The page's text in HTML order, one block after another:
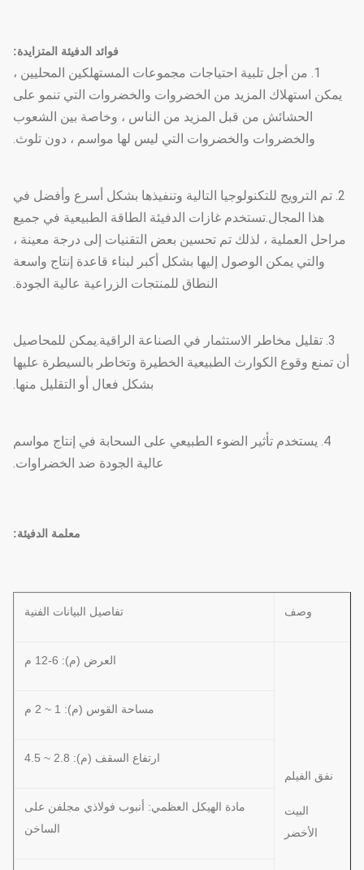
فوائد الدفيئة المتزايدة:
1. من أجل تلبية احتياجات مجموعات المستهلكين المحليين ،
يمكن استهلاك المزيد من الخضروات والخضروات التي تنمو على
الحشائش من قبل المزيد من الناس ، وخاصة بين الشعوب
والخضروات والخضروات التي ليس لها مواسم ، دون تلوث.
2. تم الترويج للتكنولوجيا التالية وتنفيذها بشكل أسرع وأفضل في
هذا المجال.تستخدم غازات الدفيئة الطاقة الطبيعية في جميع
مراحل العملية ، لذلك تم تحسين بعض التقنيات إلى درجة معينة ،
والتي يمكن الوصول إليها بشكل أكبر لبناء قاعدة إنتاج واسعة
النطاق للمنتجات الزراعية عالية الجودة.
3. تقليل مخاطر الاستثمار في الصناعة الراقية.يمكن للمحاصيل
أن تمنع وقوع الكوارث الطبيعية الخطيرة وتخاطر بالسيطرة عليها
بشكل فعال أو التقليل منها.
4. يستخدم تأثير الضوء الطبيعي على السحابة في إنتاج مواسم
عالية الجودة ضد الخضراوات.
معلمة الدفيئة:
وصف تفاصيل البيانات الفنية
نفق الفيلم
البيت
الأخضر
العرض (م): 6-12 م
مساحة القوس (م): 1 ~ 2 م
ارتفاع السقف (م): 2.8 ~ 4.5
مادة الهيكل العظمي: أنبوب فولاذي مجلفن على
الساخن